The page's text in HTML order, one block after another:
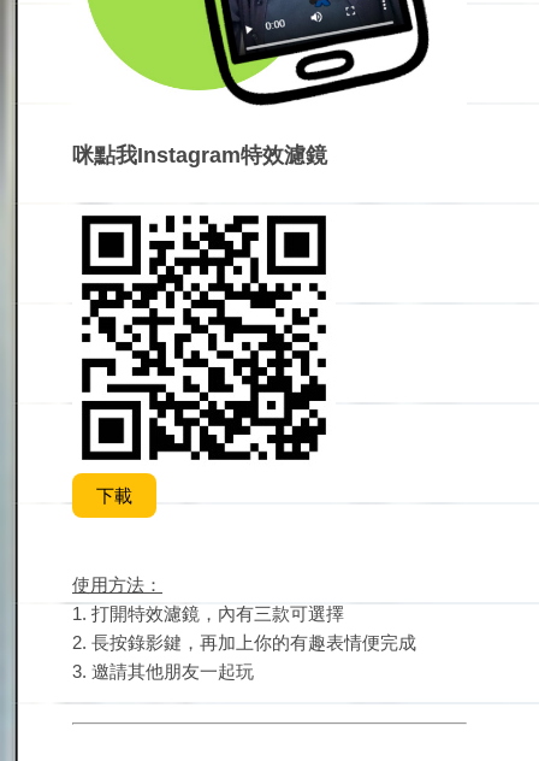
咪點我Instagram特效濾鏡
下載
使用方法：
1. 打開特效濾鏡，內有三款可選擇
2. 長按錄影鍵，再加上你的有趣表情便完成
3. 邀請其他朋友一起玩